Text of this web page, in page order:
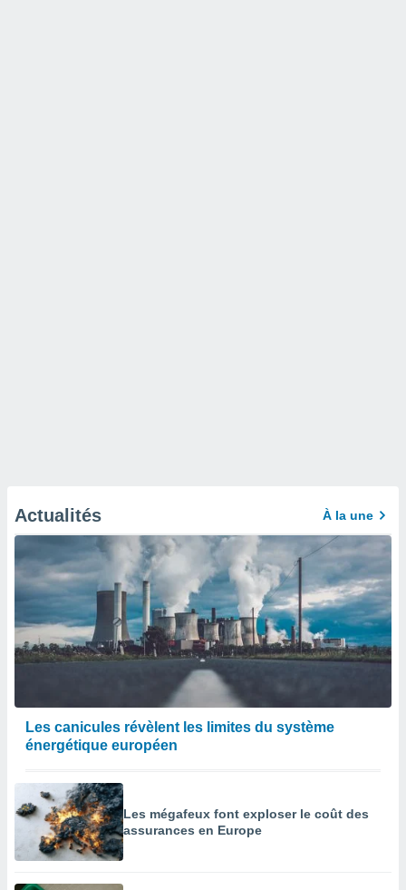
Actualités À la une
Les canicules révèlent les limites du système
énergétique européen
Les mégafeux font exploser le coût des
assurances en Europe